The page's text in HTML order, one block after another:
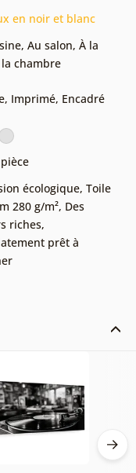
en noir et blanc
, Au salon, À la
la chambre
, Imprimé, Encadré
écologique, Toile
280 g/m², Des
riches,
prêt à